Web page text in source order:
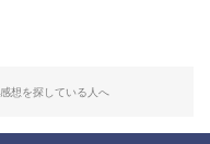
想を探している人へ